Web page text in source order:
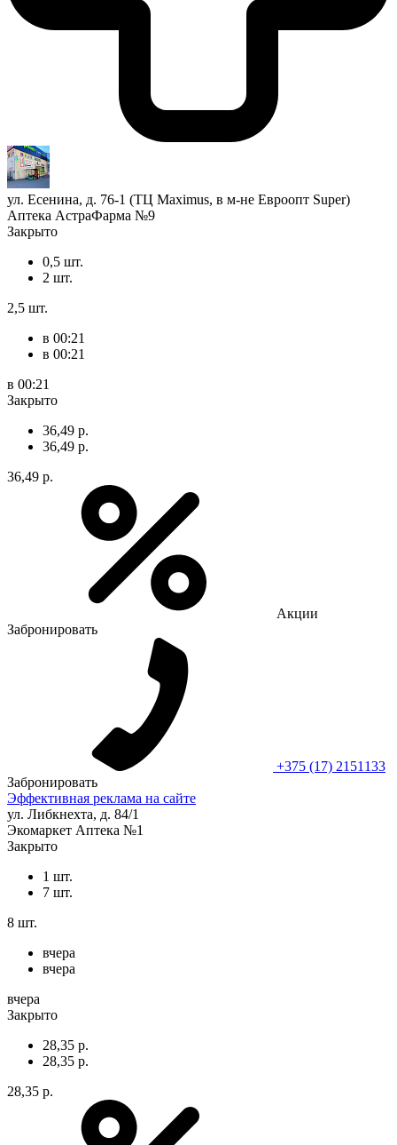
ул. Есенина, д. 76-1 (ТЦ Maximus, в м-не Евроопт Super)
Аптека АстраФарма №9
Закрыто
0,5 шт.
2 шт.
2,5 шт.
в 00:21
в 00:21
в 00:21
Закрыто
36,49 р.
36,49 р.
36,49 р.
Акции
Забронировать
+375 (17) 2151133
Забронировать
Эффективная реклама на сайте
ул. Либкнехта, д. 84/1
Экомаркет Аптека №1
Закрыто
1 шт.
7 шт.
8 шт.
вчера
вчера
вчера
Закрыто
28,35 р.
28,35 р.
28,35 р.